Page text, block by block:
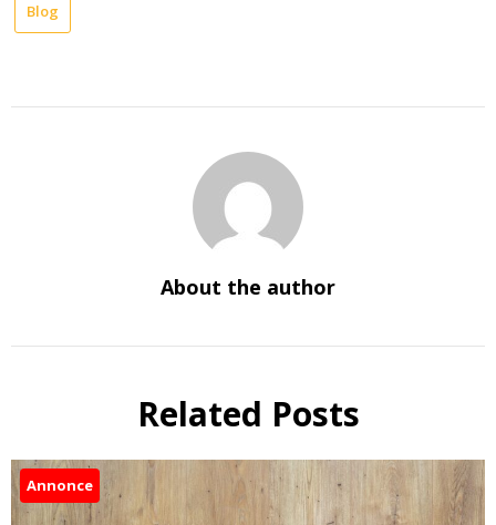
Blog
About the author
Related Posts
Annonce